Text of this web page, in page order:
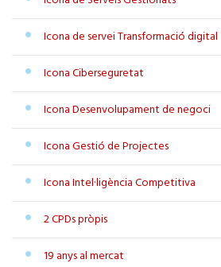
Icona de servei Transformació digital
Icona Ciberseguretat
Icona Desenvolupament de negoci
Icona Gestió de Projectes
Icona Intel·ligència Competitiva
2 CPDs pròpis
19 anys al mercat